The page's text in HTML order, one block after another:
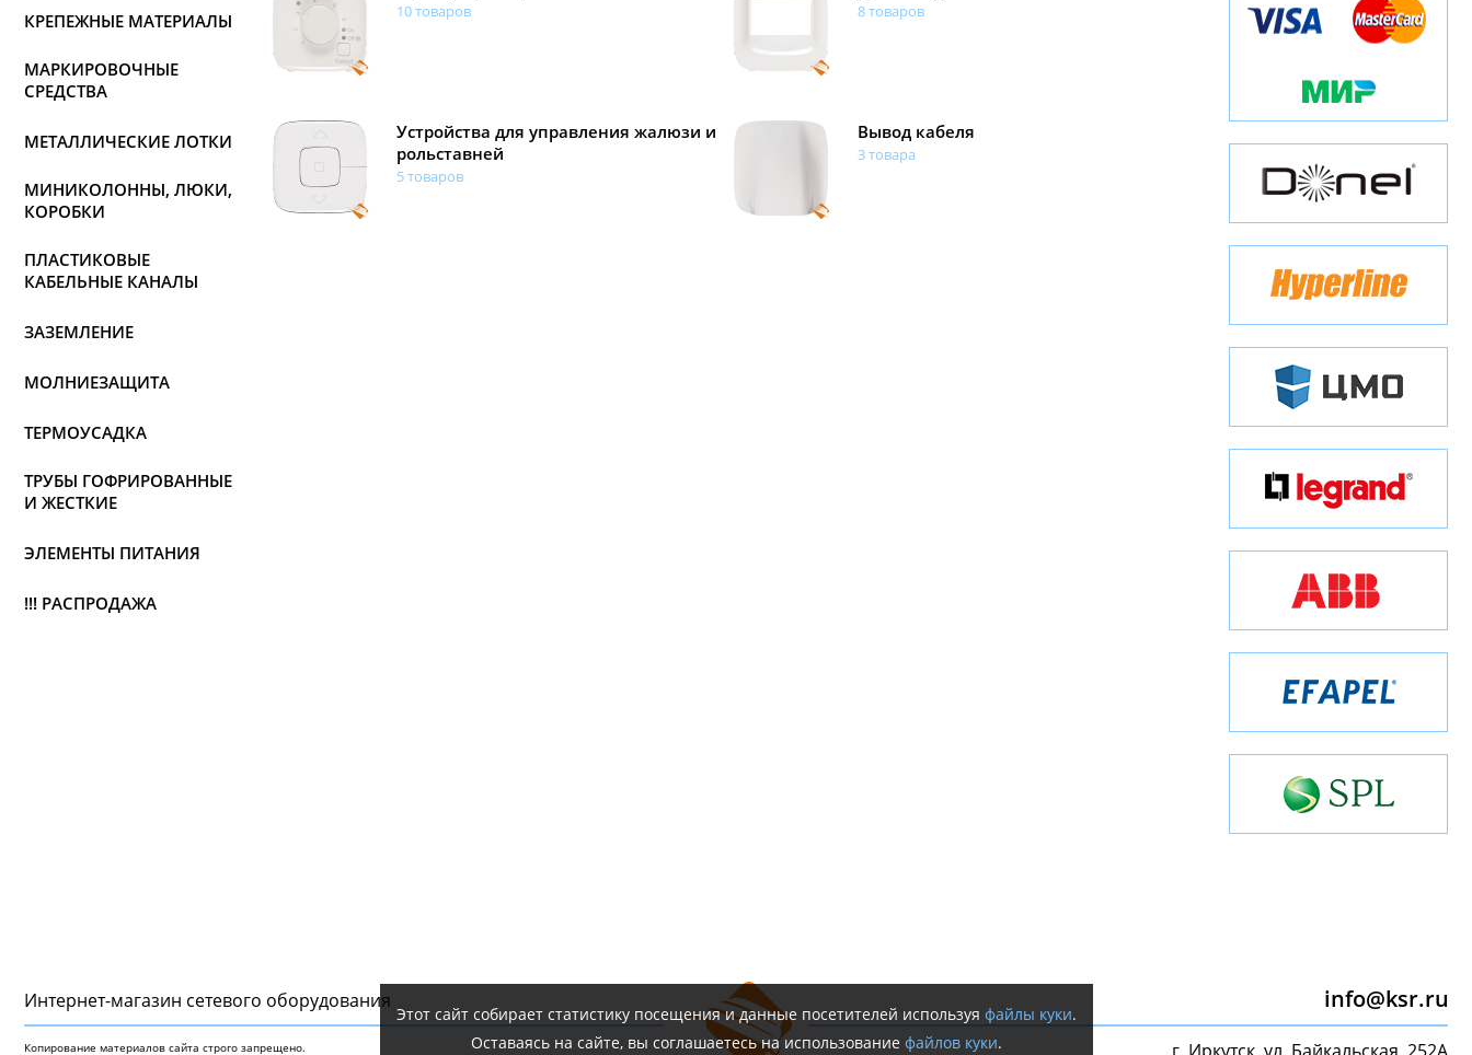
КРЕПЕЖНЫЕ МАТЕРИАЛЫ
МАРКИРОВОЧНЫЕ
СРЕДСТВА
МЕТАЛЛИЧЕСКИЕ ЛОТКИ
МИНИКОЛОННЫ, ЛЮКИ,
КОРОБКИ
ПЛАСТИКОВЫЕ
КАБЕЛЬНЫЕ КАНАЛЫ
ЗАЗЕМЛЕНИЕ
МОЛНИЕЗАЩИТА
ТЕРМОУСАДКА
ТРУБЫ ГОФРИРОВАННЫЕ
И ЖЕСТКИЕ
ЭЛЕМЕНТЫ ПИТАНИЯ
!!! РАСПРОДАЖА
10 товаров 8 товаров
Устройства для управления жалюзи и
рольставней
5 товаров
Вывод кабеля
3 товара
Интернет-магазин сетeвого оборудования
Копирование материалов сайта строго запрещено.
info@ksr.ru
Этот сайт собирает статистику посещения и данные посетителей используя файлы куки.
Оставаясь на сайте, вы соглашаетесь на использование файлов куки.